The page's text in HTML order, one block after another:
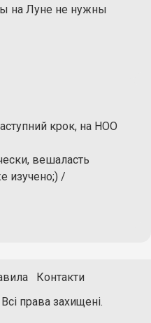
на Луне не нужны
крок, на НОО
вешаласть
изучено;) /
Контакти
права захищені.